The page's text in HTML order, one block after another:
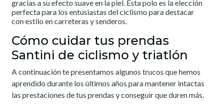
gracias a su efecto suave en la piel. Esta polo es la elección
perfecta para los entusiastas del ciclismo para destacar
con estilo en carreteras y senderos.
Cómo cuidar tus prendas
Santini de ciclismo y triatlón
A continuación te presentamos algunos trucos que hemos
aprendido durante los últimos años para mantener intactas
las prestaciones de tus prendas y conseguir que duren más.